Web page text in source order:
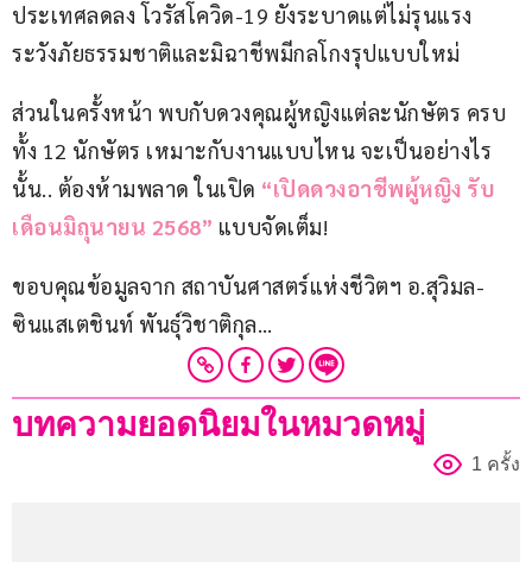
ประเทศลดลง โวรัสโควิด-19 ยังระบาดแต่ไม่รุนแรง
ระวังภัยธรรมชาติและมิฉาชีพมีกลโกงรุปแบบใหม่
ส่วนในครั้งหน้า พบกับดวงคุณผู้หญิงแต่ละนักษัตร ครบ
ทั้ง 12 นักษัตร เหมาะกับงานแบบไหน จะเป็นอย่างไร
นั้น.. ต้องห้ามพลาด ในเปิด “เปิดดวงอาชีพผู้หญิง รับ
เดือนมิถุนายน 2568” แบบจัดเต็ม!
ขอบคุณข้อมูลจาก สถาบันศาสตร์แห่งชีวิตฯ อ.สุวิมล-
ซินแสเตชินท์ พันธุ์วิชาติกุล…
บทความยอดนิยมในหมวดหมู่
1 ครั้ง